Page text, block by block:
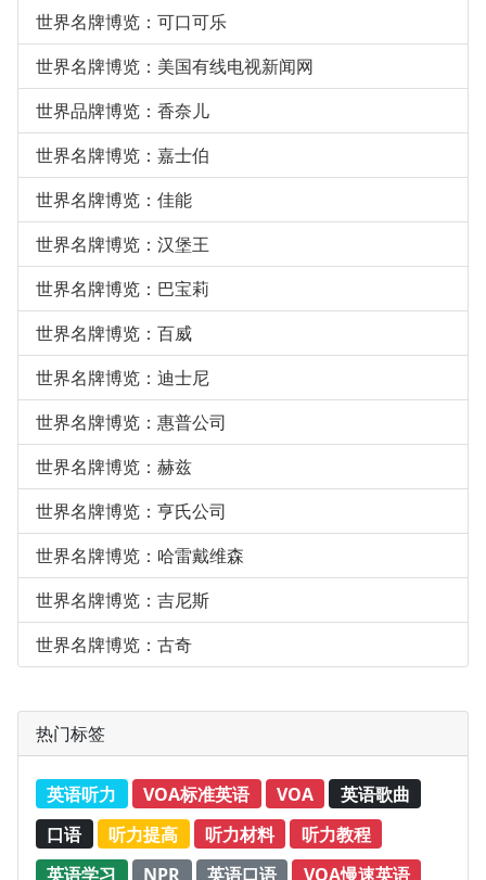
世界名牌博览：可口可乐
世界名牌博览：美国有线电视新闻网
世界品牌博览：香奈儿
世界名牌博览：嘉士伯
世界名牌博览：佳能
世界名牌博览：汉堡王
世界名牌博览：巴宝莉
世界名牌博览：百威
世界名牌博览：迪士尼
世界名牌博览：惠普公司
世界名牌博览：赫兹
世界名牌博览：亨氏公司
世界名牌博览：哈雷戴维森
世界名牌博览：吉尼斯
世界名牌博览：古奇
热门标签
英语听力 VOA标准英语 VOA
英语歌曲
口语
听力提高 听力材料
听力教程
英语学习
NPR 英语口语 VOA慢速英语